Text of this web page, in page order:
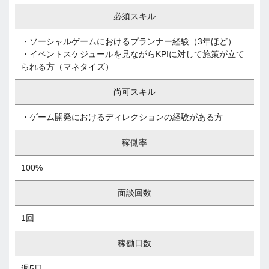
必須スキル
・ソーシャルゲームにおけるプランナー経験（3年ほど）
・イベントスケジュールを見ながらKPIに対して施策が立て
られる方（マネタイズ）
尚可スキル
・ゲーム開発におけるディレクションの経験がある方
稼働率
100%
面談回数
1回
稼働日数